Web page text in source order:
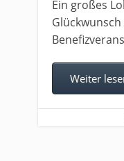
Ein großes
Weiter